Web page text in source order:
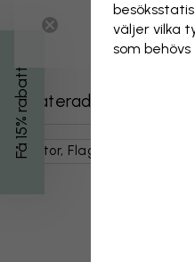
Relaterade kategorier
Kartor, Flaggor & Platser
Få 15% rabatt
väljer vilka
som